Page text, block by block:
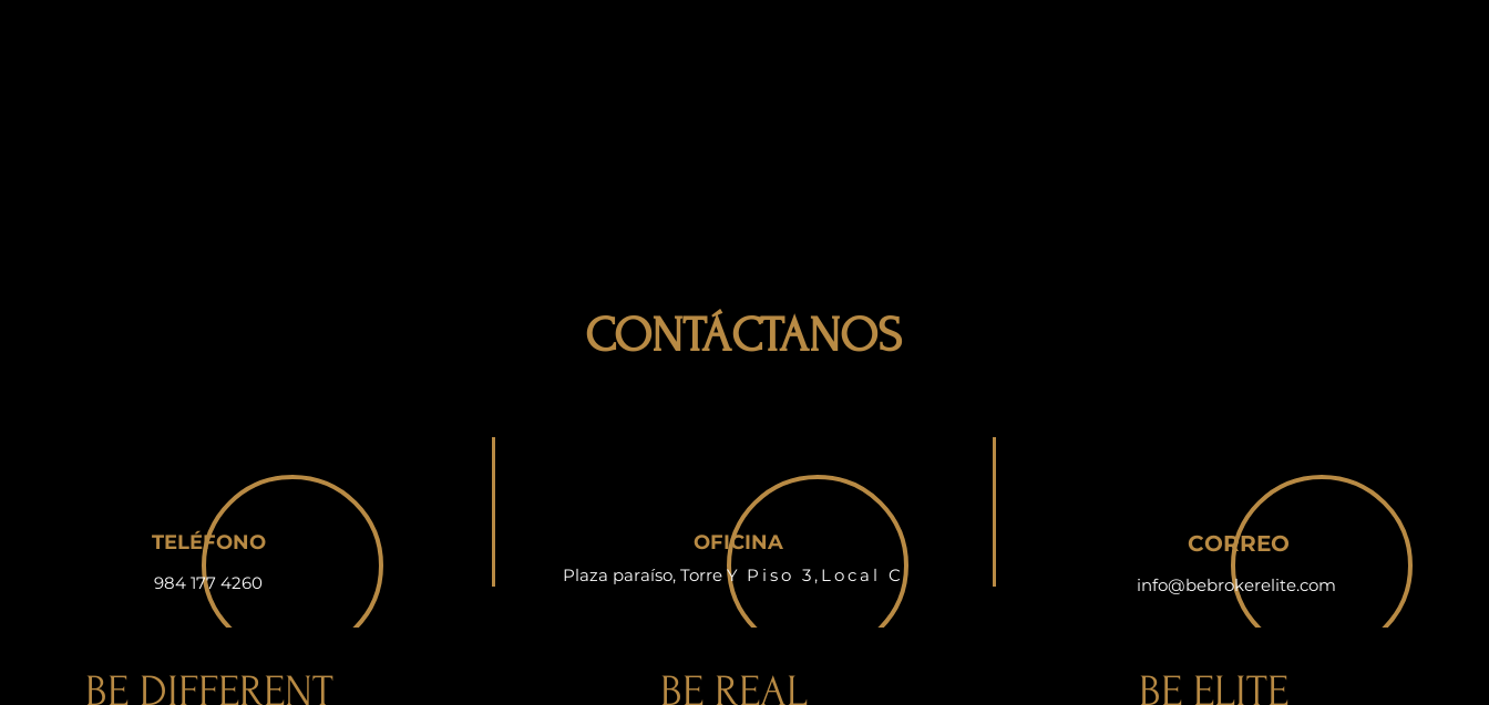
CONTÁCTANOS
TELÉFONO
984 177 4260
OFICINA
Plaza paraíso, Torre Y Piso 3,Local C
CORREO
info@bebrokerelite.com
BE DIFFERENT BE REAL BE ELITE